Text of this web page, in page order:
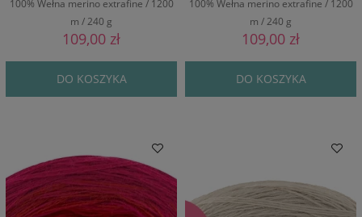
100% Wełna merino extrafine / 1200
m / 240 g
109,00 zł
DO KOSZYKA
100% Wełna merino extrafine / 1200
m / 240 g
109,00 zł
DO KOSZYKA